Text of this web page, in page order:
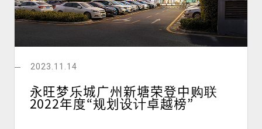
联系我们
2023.11.14
永旺梦乐城广州新塘荣登中购联
2022年度“规划设计卓越榜”